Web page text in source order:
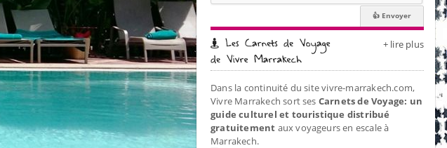
+ lire plus
Dans la continuité du site vivre-marrakech.com,
Vivre Marrakech sort ses Carnets de Voyage: un
guide culturel et touristique distribué
gratuitement aux voyageurs en escale à
Marrakech.